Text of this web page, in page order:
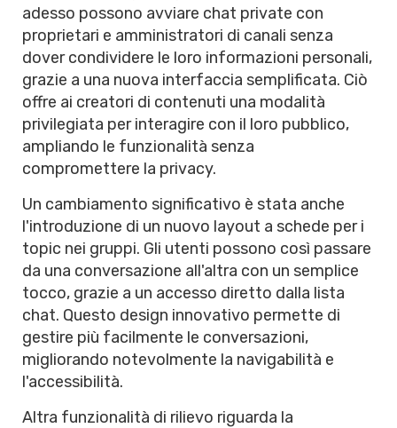
adesso possono avviare chat private con
proprietari e amministratori di canali senza
dover condividere le loro informazioni personali,
grazie a una nuova interfaccia semplificata. Ciò
offre ai creatori di contenuti una modalità
privilegiata per interagire con il loro pubblico,
ampliando le funzionalità senza
compromettere la privacy.
Un cambiamento significativo è stata anche
l'introduzione di un nuovo layout a schede per i
topic nei gruppi. Gli utenti possono così passare
da una conversazione all'altra con un semplice
tocco, grazie a un accesso diretto dalla lista
chat. Questo design innovativo permette di
gestire più facilmente le conversazioni,
migliorando notevolmente la navigabilità e
l'accessibilità.
Altra funzionalità di rilievo riguarda la